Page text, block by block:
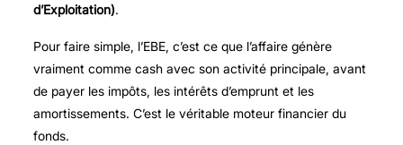
d’Exploitation).
Pour faire simple, l’EBE, c’est ce que l’affaire génère
vraiment comme cash avec son activité principale, avant
de payer les impôts, les intérêts d’emprunt et les
amortissements. C’est le véritable moteur financier du
fonds.